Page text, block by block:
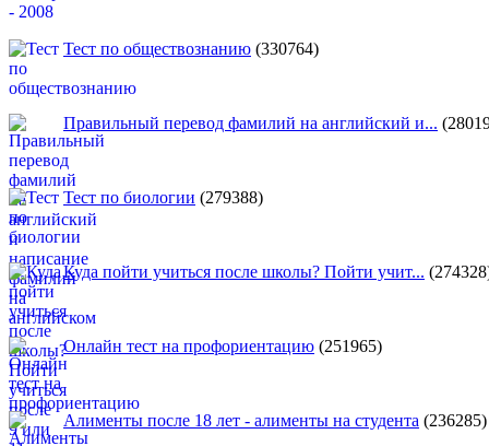
Тест по обществознанию (330764)
Правильный перевод фамилий на английский и...
Тест по биологии (279388)
Куда пойти учиться после школы? Пойти учит...
Онлайн тест на профориентацию (251965)
Алименты после 18 лет - алименты на студента (236285)